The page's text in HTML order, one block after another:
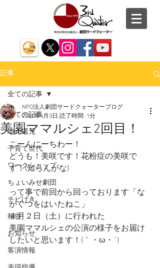
記事
全ての記事
地元還元
子育て世代
ワークショップ
ちょいみせ劇団
チビげき
報告
お知らせ
客演情報
全ての記事
美園ママルシェ2回目！
NPO法人劇団サードクォーターブログ
2022年4月3日 読了時間: 1分
こーんにーちわー！
どうも！美咲です！花粉症の美咲で
す！(知らんがな)
って事で前回から回っております「な
がぐつをはいたねこ」
４月２日（土）に行われた
美園ママルシェの公演の様子をお届け
したいと思います！(｀・ω・´)